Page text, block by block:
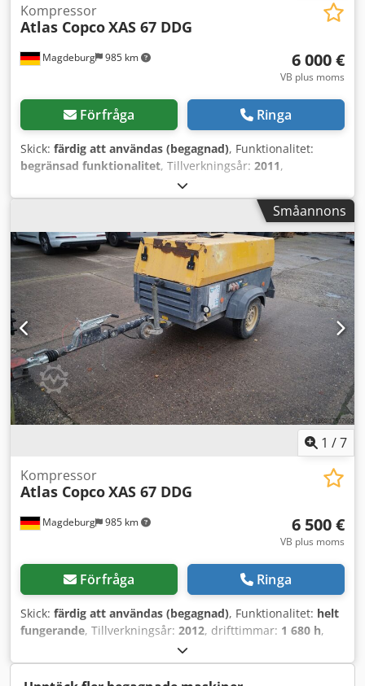
Magdeburg 985 km
Kompressor
Atlas CopcoXAS 67 DDG
6 000 €
VB plus moms
Förfråga Ringa
Skick: färdig att användas (begagnad), Funktionalitet:
begränsad funktionalitet, Tillverkningsår: 2011,
, Utrustning:
Kompressor Atlas Copco XAS 67 DDG, tillverkningsår 2011,
1192 driftstimmar, volymflöde 3,5 m³, nödelström 12,5 kVA,
anslutningar: 1 x 230 Volt, 2 x 400 Volt, ser.nr.
YA3062566B0165583, godkännande finns, vid reservström
löser säkringen ut, eftermonterat partikelfilter SMF-MR.
Djdev Rbufspfx Al Rjck
Småannons
1 /7
Magdeburg 985 km
Kompressor
Atlas CopcoXAS 67 DDG
6 500 €
VB plus moms
Förfråga Ringa
Skick: färdig att användas (begagnad), Funktionalitet: helt
fungerande, Tillverkningsår: 2012, drifttimmar: 1 680 h,
Kompressor Atlas Copco XAS 67 DDG, tillverkningsår 2012,
1680 driftstimmar, volymflöde 3,5 m³, nödström 12,5 kVA,
anslutningar 1 x 230 volt, 2 x 400 volt, serienummer